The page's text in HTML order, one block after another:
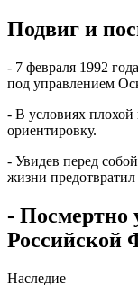
Подвиг и
- 7 февраля 1992
под управлением
- В условиях плохой
ориентировку.
- Увидев перед
жизни предотвратил
- Посмертно
Российской
Наследие